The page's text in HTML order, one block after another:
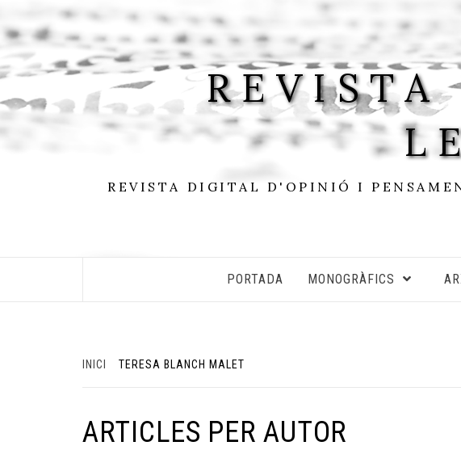
to
content
REVISTA
REVISTA DIGITAL D'OPINIÓ I
PORTADA MONOGRÀFICS
INICI TERESA BLANCH MALET
ARTICLES PER AUTOR